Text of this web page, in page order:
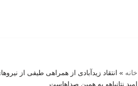
خانه » انتقاد زیدآبادی از همراهی طیفی از
امید نتانیاهو به همین صداهاست